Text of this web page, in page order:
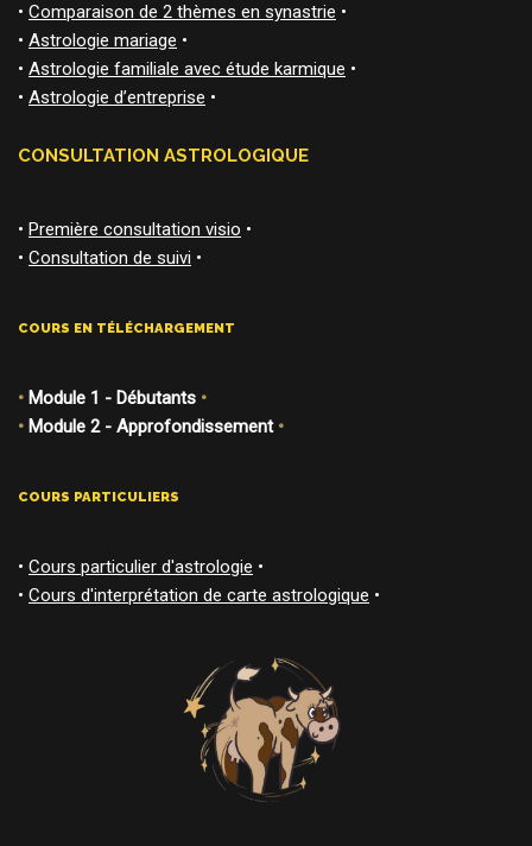
• Comparaison de 2 thèmes en synastrie •
• Astrologie mariage •
• Astrologie familiale avec étude karmique •
• Astrologie d’entreprise •
CONSULTATION ASTROLOGIQUE
• Première consultation visio •
• Consultation de suivi •
COURS EN TÉLÉCHARGEMENT
• Module 1 - Débutants •
• Module 2 - Approfondissement•
COURS PARTICULIERS
• Cours particulier d'astrologie •
• Cours d'interprétation de carte astrologique •